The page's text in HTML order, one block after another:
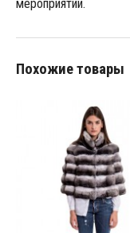
мероприятии.
Похожие товары